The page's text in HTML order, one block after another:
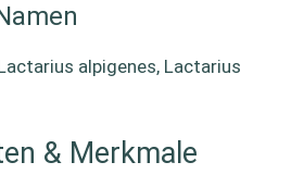
alpigenes, Lactarius
& Merkmale